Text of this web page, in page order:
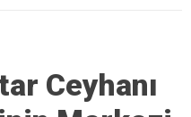
Ceyhanı